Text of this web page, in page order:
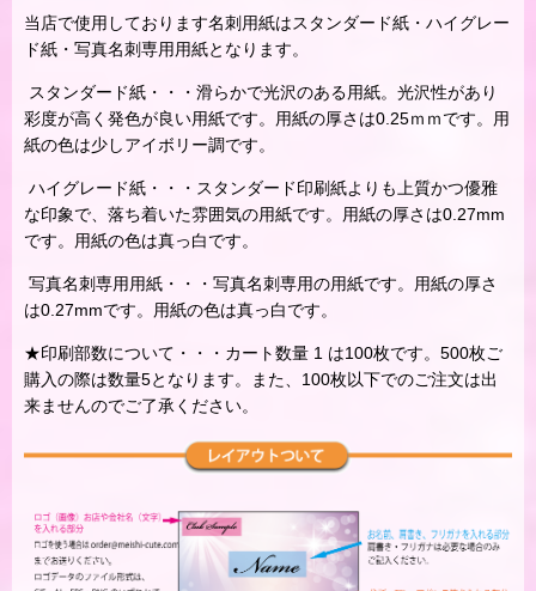
当店で使用しております名刺用紙はスタンダード紙・ハイグレー
ド紙・写真名刺専用用紙となります。
スタンダード紙・・・滑らかで光沢のある用紙。光沢性があり
彩度が高く発色が良い用紙です。用紙の厚さは0.25ｍｍです。用
紙の色は少しアイボリー調です。
ハイグレード紙・・・スタンダード印刷紙よりも上質かつ優雅
な印象で、落ち着いた雰囲気の用紙です。用紙の厚さは0.27mm
です。用紙の色は真っ白です。
写真名刺専用用紙・・・写真名刺専用の用紙です。用紙の厚さ
は0.27mmです。用紙の色は真っ白です。
★印刷部数について・・・カート数量 1 は100枚です。500枚ご
購入の際は数量5となります。また、100枚以下でのご注文は出
来ませんのでご了承ください。